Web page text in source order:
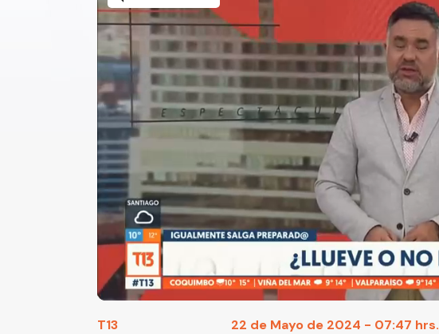
T13 22 de Mayo de 2024 - 07:47 hrs.